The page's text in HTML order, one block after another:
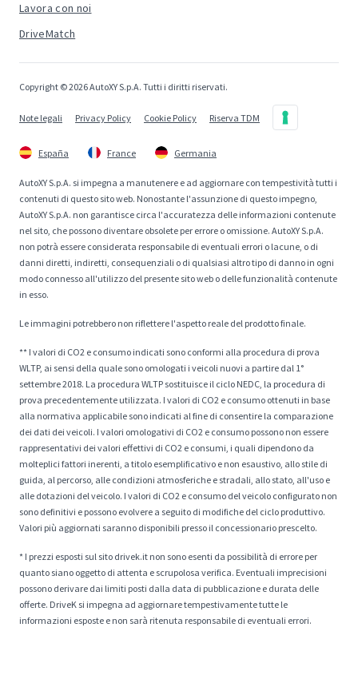
Lavora con noi
DriveMatch
Copyright © 2026 AutoXY S.p.A. Tutti i diritti riservati.
Note legali Privacy Policy Cookie Policy Riserva TDM
España France Germania
AutoXY S.p.A. si impegna a manutenere e ad aggiornare con tempestività tutti i
contenuti di questo sito web. Nonostante l'assunzione di questo impegno,
AutoXY S.p.A. non garantisce circa l'accuratezza delle informazioni contenute
nel sito, che possono diventare obsolete per errore o omissione. AutoXY S.p.A.
non potrà essere considerata responsabile di eventuali errori o lacune, o di
danni diretti, indiretti, consequenziali o di qualsiasi altro tipo di danno in ogni
modo connesso all'utilizzo del presente sito web o delle funzionalità contenute
in esso.
Le immagini potrebbero non riflettere l'aspetto reale del prodotto finale.
** I valori di CO2 e consumo indicati sono conformi alla procedura di prova
WLTP, ai sensi della quale sono omologati i veicoli nuovi a partire dal 1°
settembre 2018. La procedura WLTP sostituisce il ciclo NEDC, la procedura di
prova precedentemente utilizzata. I valori di CO2 e consumo ottenuti in base
alla normativa applicabile sono indicati al fine di consentire la comparazione
dei dati dei veicoli. I valori omologativi di CO2 e consumo possono non essere
rappresentativi dei valori effettivi di CO2 e consumi, i quali dipendono da
molteplici fattori inerenti, a titolo esemplificativo e non esaustivo, allo stile di
guida, al percorso, alle condizioni atmosferiche e stradali, allo stato, all'uso e
alle dotazioni del veicolo. I valori di CO2 e consumo del veicolo configurato non
sono definitivi e possono evolvere a seguito di modifiche del ciclo produttivo.
Valori più aggiornati saranno disponibili presso il concessionario prescelto.
* I prezzi esposti sul sito drivek.it non sono esenti da possibilità di errore per
quanto siano oggetto di attenta e scrupolosa verifica. Eventuali imprecisioni
possono derivare dai limiti posti dalla data di pubblicazione e durata delle
offerte. DriveK si impegna ad aggiornare tempestivamente tutte le
informazioni esposte e non sarà ritenuta responsabile di eventuali errori.